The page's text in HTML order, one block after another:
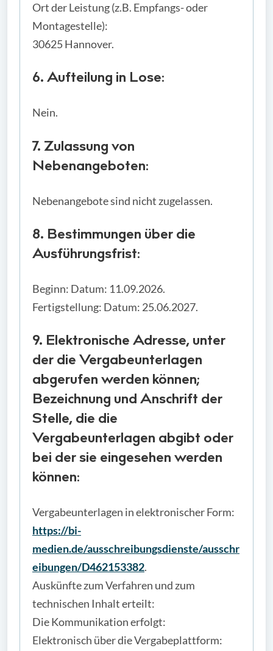
Ort der Leistung (z.B. Empfangs- oder
Montagestelle):
30625 Hannover.
6. Aufteilung in Lose:
Nein.
7. Zulassung von
Nebenangeboten:
Nebenangebote sind nicht zugelassen.
8. Bestimmungen über die
Ausführungsfrist:
Beginn: Datum: 11.09.2026.
Fertigstellung: Datum: 25.06.2027.
9. Elektronische Adresse, unter
der die Vergabeunterlagen
abgerufen werden können;
Bezeichnung und Anschrift der
Stelle, die die
Vergabeunterlagen abgibt oder
bei der sie eingesehen werden
können:
Vergabeunterlagen in elektronischer Form:
https://bi-
medien.de/ausschreibungsdienste/ausschr
eibungen/D462153382.
Auskünfte zum Verfahren und zum
technischen Inhalt erteilt:
Die Kommunikation erfolgt:
Elektronisch über die Vergabeplattform: